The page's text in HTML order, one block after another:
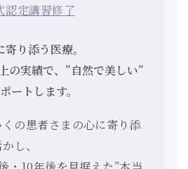
認定講習修了
り添う医療。
の実績で、”自然で美しい”
ートします。
の患者さまの心に寄り添
し、